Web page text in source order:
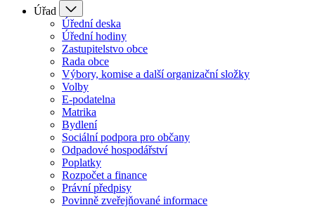
Úřad
Úřední deska
Úřední hodiny
Zastupitelstvo obce
Rada obce
Výbory, komise a další organizační složky
Volby
E-podatelna
Matrika
Bydlení
Sociální podpora pro občany
Odpadové hospodářství
Poplatky
Rozpočet a finance
Právní předpisy
Povinně zveřejňované informace